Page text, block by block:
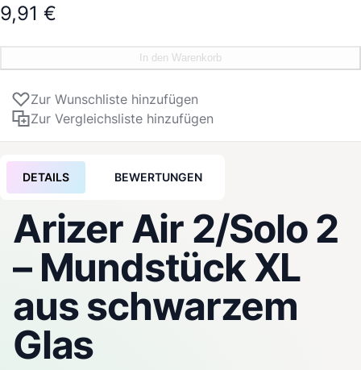
9,91 €
In den Warenkorb
Zur Wunschliste hinzufügen
Zur Vergleichsliste hinzufügen
DETAILS BEWERTUNGEN
ArizerAir 2/Solo 2
– Mundstück XL
aus schwarzem
Glas